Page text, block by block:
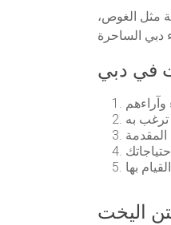
مثل الغوص،
في دبي
اليخت